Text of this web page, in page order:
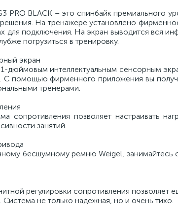
PRO BLACK – это спинбайк
На тренажере установлено
для подключения. На экран выводится вся
погрузиться в тренировку.
экран
дюймовым интеллектуальным сенсорным
С помощью фирменного приложения вы
тренерами.
сопротивления позволяет настраивать
занятий.
бесшумному ремню Weigel,
регулировки сопротивления позволяет
не только надежная, но и очень тихо.